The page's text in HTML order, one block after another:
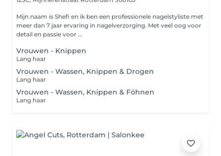
Mijn naam is Shefi en ik ben een professionele nagelstyliste met
meer dan 7 jaar ervaring in nagelverzorging. Met veel oog voor
detail en passie voor ...
Vrouwen - Knippen
Lang haar
Vrouwen - Wassen, Knippen & Drogen
Lang haar
Vrouwen - Wassen, Knippen & Föhnen
Lang haar